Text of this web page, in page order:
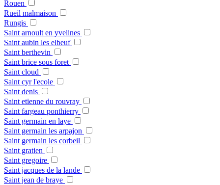
Rouen
Rueil malmaison
Rungis
Saint arnoult en yvelines
Saint aubin les elbeuf
Saint berthevin
Saint brice sous foret
Saint cloud
Saint cyr l'ecole
Saint denis
Saint etienne du rouvray
Saint fargeau ponthierry
Saint germain en laye
Saint germain les arpajon
Saint germain les corbeil
Saint gratien
Saint gregoire
Saint jacques de la lande
Saint jean de braye